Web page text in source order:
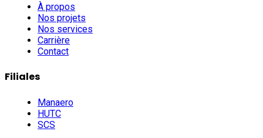
À propos
Nos projets
Nos services
Carrière
Contact
Filiales
Manaero
HUTC
SCS